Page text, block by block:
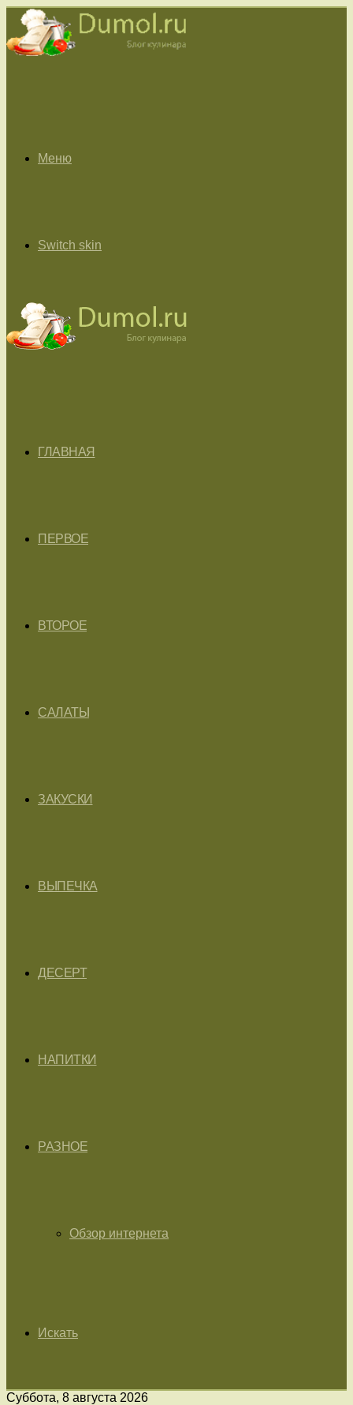
Меню
Switch skin
ГЛАВНАЯ
ПЕРВОЕ
ВТОРОЕ
САЛАТЫ
ЗАКУСКИ
ВЫПЕЧКА
ДЕСЕРТ
НАПИТКИ
РАЗНОЕ
Обзор интернета
Искать
Суббота, 8 августа 2026